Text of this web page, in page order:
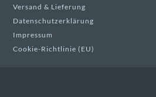
Versand & Lieferung
Datenschutzerklärung
Impressum
Cookie-Richtlinie (EU)